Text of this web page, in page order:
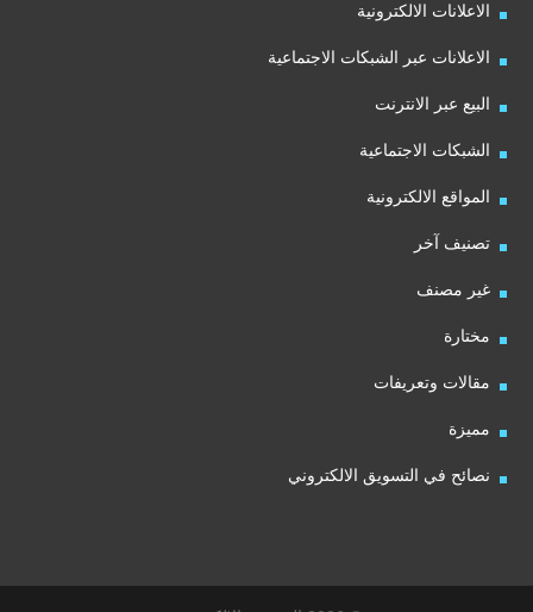
الاعلانات الالكترونية
الاعلانات عبر الشبكات الاجتماعية
البيع عبر الانترنت
الشبكات الاجتماعية
المواقع الالكترونية
تصنيف آخر
غير مصنف
مختارة
مقالات وتعريفات
مميزة
نصائح في التسويق الالكتروني